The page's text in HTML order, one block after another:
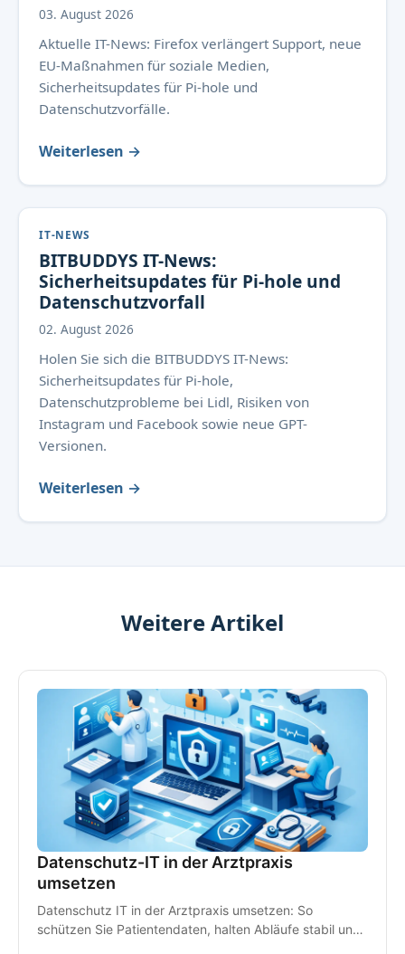
03. August 2026
Aktuelle IT-News: Firefox verlängert Support, neue
EU-Maßnahmen für soziale Medien,
Sicherheitsupdates für Pi-hole und
Datenschutzvorfälle.
Weiterlesen →
IT-NEWS
BITBUDDYS IT-News:
Sicherheitsupdates für Pi-hole und
Datenschutzvorfall
02. August 2026
Holen Sie sich die BITBUDDYS IT-News:
Sicherheitsupdates für Pi-hole,
Datenschutzprobleme bei Lidl, Risiken von
Instagram und Facebook sowie neue GPT-
Versionen.
Weiterlesen →
Weitere Artikel
Datenschutz-IT in der Arztpraxis
umsetzen
Datenschutz IT in der Arztpraxis umsetzen: So
schützen Sie Patientendaten, halten Abläufe stabil und